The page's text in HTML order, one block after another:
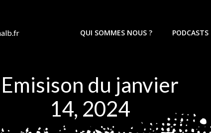
QUI SOMMES NOUS ? PODCASTS
Emisison du janvier
14, 2024